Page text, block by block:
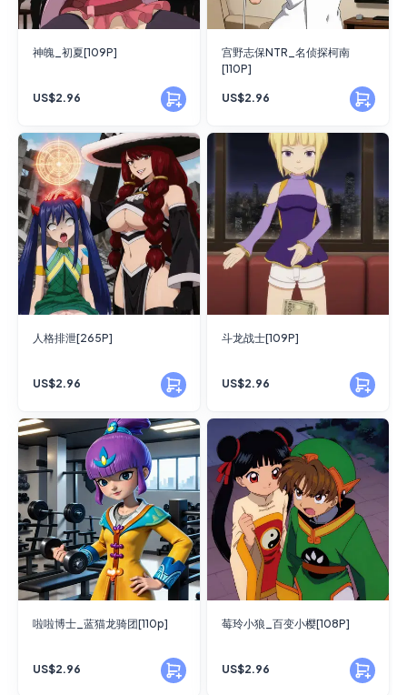
神魄_初夏[109P]
US$2.96
宫野志保NTR_名侦探柯南
[110P]
US$2.96
人格排泄[265P]
US$2.96
斗龙战士[109P]
US$2.96
啦啦博士_蓝猫龙骑团[110p]
US$2.96
莓玲小狼_百变小樱[108P]
US$2.96